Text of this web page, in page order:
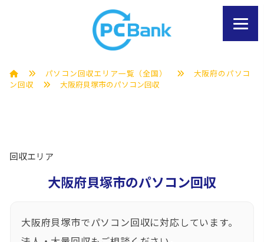
パソコン回収エリア一覧（全国）
大阪府のパソコ
ン回収
大阪府貝塚市のパソコン回収
回収エリア
大阪府貝塚市のパソコン回収
大阪府貝塚市でパソコン回収に対応しています。